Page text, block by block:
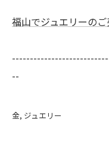
福山でジュエリーの
--
金 ジュエリー